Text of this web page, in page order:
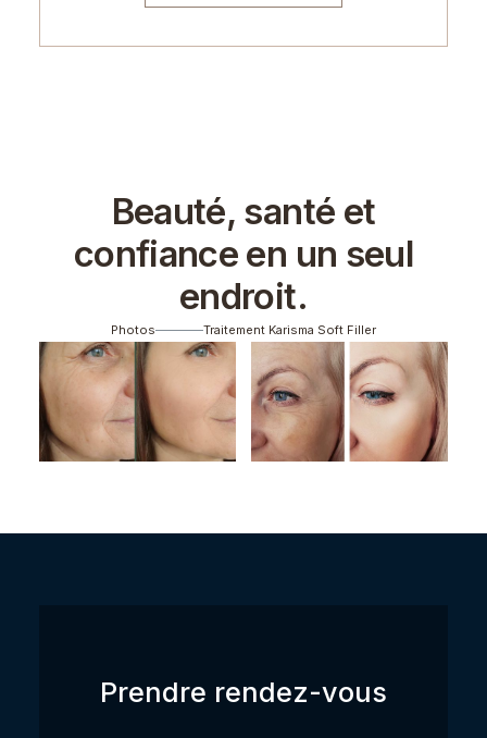
Beauté, santé et
confiance en un seul
endroit.
Photos Traitement Karisma Soft Filler
Prendre rendez-vous